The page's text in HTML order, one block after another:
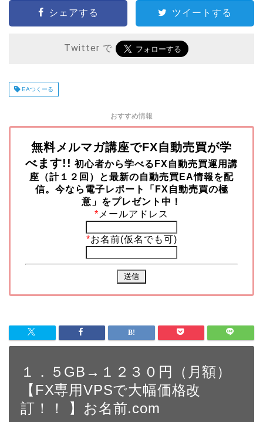
シェアする ツイートする
Twitter で
EAつくーる
おすすめ情報
無料メルマガ講座でFX自動売買が学
べます!! 初心者から学べるFX自動売買運用講
座（計１２回）と最新の自動売買EA情報を配
信。今なら 電子レポート「FX自動売買の極
意」をプレゼント中！
* メールアドレス
*お名前(仮名でも可)
１．５GB→１２３０円（月額）
【FX専用VPSで大幅価格改
訂！！ 】お名前.com